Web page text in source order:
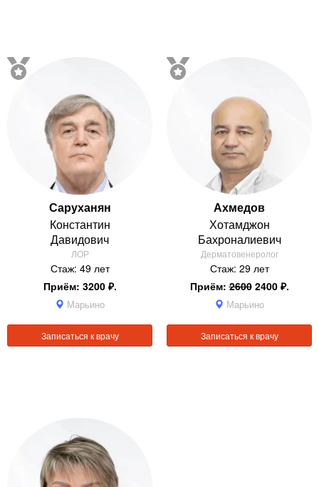
Саруханян
Константин
Давидович
ЛОР
Стаж: 49 лет
Приём: 3200 ₽.
Марьино
Записаться к врачу
Ахмедов
Хотамджон
Бахроналиевич
Дерматовенеролог
Стаж: 29 лет
Приём:26002400 ₽.
Марьино
Записаться к врачу